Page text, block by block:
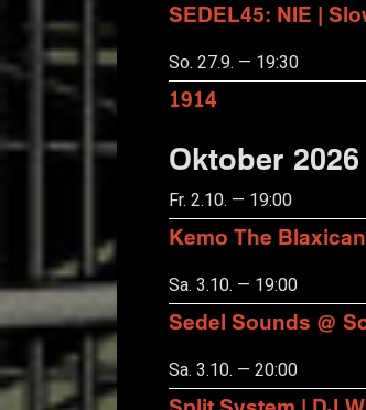
SEDEL45: NIE |
So. 27.9. — 19:30
1914
Oktober 2026
Fr. 2.10. — 19:00
Kemo The
Sa. 3.10. — 19:00
Sedel Sounds @
Sa. 3.10. — 20:00